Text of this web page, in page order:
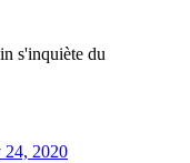
s'inquiète du
24, 2020